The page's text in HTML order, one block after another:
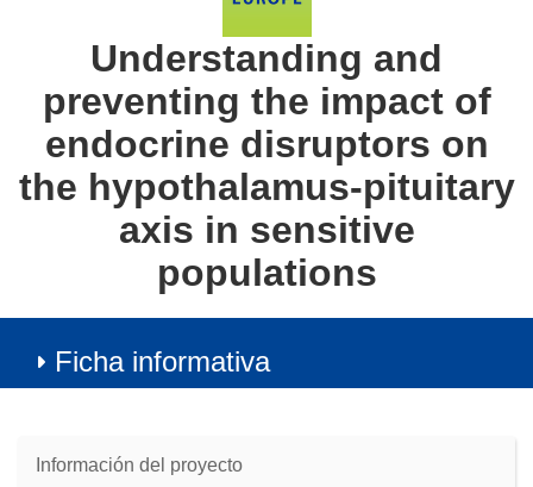
Understanding and
preventing the impact of
endocrine disruptors on
the hypothalamus-pituitary
axis in sensitive
populations
Ficha informativa
Información del proyecto